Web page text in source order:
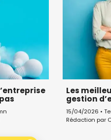
Les
gestion
15/04/2026 •
Rédaction par